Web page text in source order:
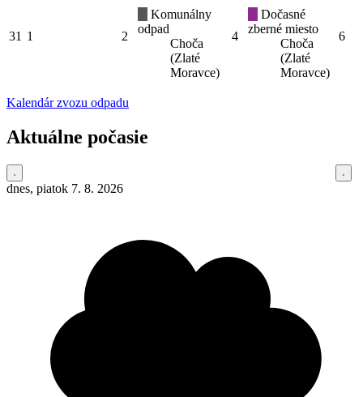
31 1 2
Komunálny
odpad
Choča
(Zlaté
Moravce)
4
Dočasné
zberné miesto
Choča
(Zlaté
Moravce)
6
Kalendár zvozu odpadu
Aktuálne počasie
dnes, piatok 7. 8. 2026